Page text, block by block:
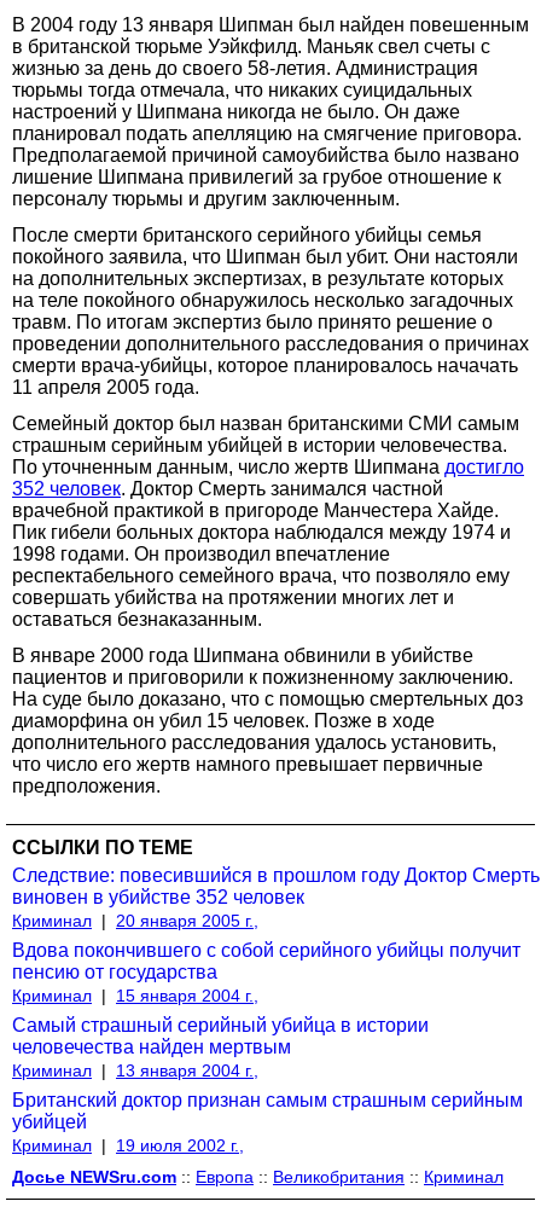
В 2004 году 13 января Шипман был найден повешенным
в британской тюрьме Уэйкфилд. Маньяк свел счеты с
жизнью за день до своего 58-летия. Администрация
тюрьмы тогда отмечала, что никаких суицидальных
настроений у Шипмана никогда не было. Он даже
планировал подать апелляцию на смягчение приговора.
Предполагаемой причиной самоубийства было названо
лишение Шипмана привилегий за грубое отношение к
персоналу тюрьмы и другим заключенным.
После смерти британского серийного убийцы семья
покойного заявила, что Шипман был убит. Они настояли
на дополнительных экспертизах, в результате которых
на теле покойного обнаружилось несколько загадочных
травм. По итогам экспертиз было принято решение о
проведении дополнительного расследования о причинах
смерти врача-убийцы, которое планировалось начачать
11 апреля 2005 года.
Семейный доктор был назван британскими СМИ самым
страшным серийным убийцей в истории человечества.
По уточненным данным, число жертв Шипмана достигло
352 человек. Доктор Смерть занимался частной
врачебной практикой в пригороде Манчестера Хайде.
Пик гибели больных доктора наблюдался между 1974 и
1998 годами. Он производил впечатление
респектабельного семейного врача, что позволяло ему
совершать убийства на протяжении многих лет и
оставаться безнаказанным.
В январе 2000 года Шипмана обвинили в убийстве
пациентов и приговорили к пожизненному заключению.
На суде было доказано, что с помощью смертельных доз
диаморфина он убил 15 человек. Позже в ходе
дополнительного расследования удалось установить,
что число его жертв намного превышает первичные
предположения.
ССЫЛКИ ПО ТЕМЕ
Следствие: повесившийся в прошлом году Доктор Смерть
виновен в убийстве 352 человек
Криминал | 20 января 2005 г.,
Вдова покончившего с собой серийного убийцы получит
пенсию от государства
Криминал | 15 января 2004 г.,
Самый страшный серийный убийца в истории
человечества найден мертвым
Криминал | 13 января 2004 г.,
Британский доктор признан самым страшным серийным
убийцей
Криминал |
19 июля 2002 г.,
Досье NEWSru.com :: Европа :: Великобритания :: Криминал